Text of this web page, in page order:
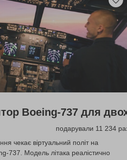
Boeing-737 для
подарували 11 234
чекає віртуальний політ на
737. Модель літака реалістично